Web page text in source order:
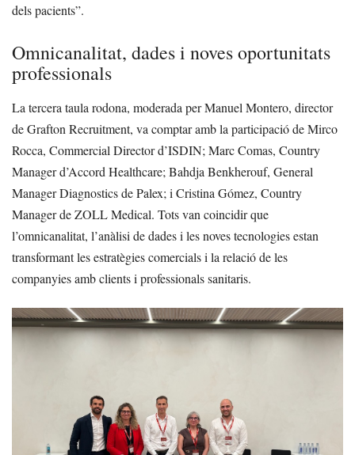
dels pacients”.
Omnicanalitat, dades i noves oportunitats
professionals
La tercera taula rodona, moderada per Manuel Montero, director
de Grafton Recruitment, va comptar amb la participació de Mirco
Rocca, Commercial Director d’ISDIN; Marc Comas, Country
Manager d’Accord Healthcare; Bahdja Benkherouf, General
Manager Diagnostics de Palex; i Cristina Gómez, Country
Manager de ZOLL Medical. Tots van coincidir que
l’omnicanalitat, l’anàlisi de dades i les noves tecnologies estan
transformant les estratègies comercials i la relació de les
companyies amb clients i professionals sanitaris.